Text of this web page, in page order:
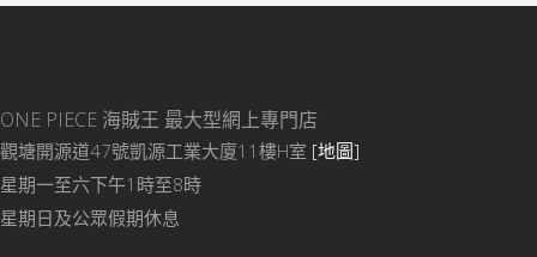
ONE PIECE 海賊王 最大型網上專門店
觀塘開源道47號凱源工業大廈11樓H室 [地圖]
星期一至六下午1時至8時
星期日及公眾假期休息